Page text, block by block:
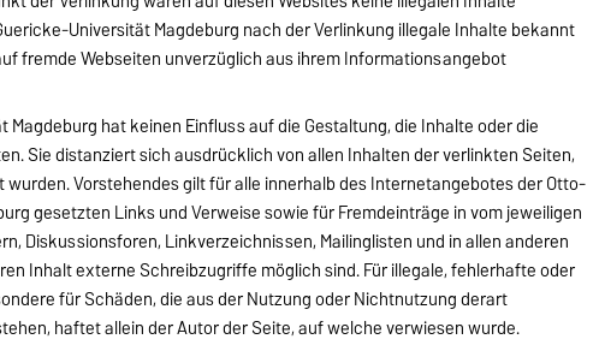
Universität Magdeburg nach der Verlinkung illegale Inhalte bekannt
fremde Webseiten unverzüglich aus ihrem Informationsangebot
hat keinen Einfluss auf die Gestaltung, die Inhalte oder die
Sie distanziert sich ausdrücklich von allen Inhalten der verlinkten Seiten,
Vorstehendes gilt für alle innerhalb des Internetangebotes der Otto-
gesetzten Links und Verweise sowie für Fremdeinträge in vom jeweiligen
Diskussionsforen, Linkverzeichnissen, Mailinglisten und in allen anderen
Inhalt externe Schreibzugriffe möglich sind. Für illegale, fehlerhafte oder
für Schäden, die aus der Nutzung oder Nichtnutzung derart
haftet allein der Autor der Seite, auf welche verwiesen wurde.